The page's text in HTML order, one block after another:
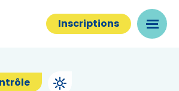
Inscriptions